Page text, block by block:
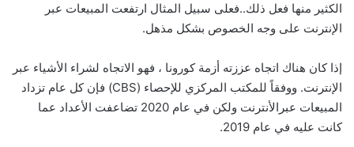
الكثير منها فعل ذلك..فعلى سبيل المثال ارتفعت المبيعات عبر
الإنترنت على وجه الخصوص بشكل مذهل.
إذا كان هناك اتجاه عززته أزمة كورونا ، فهو الاتجاه لشراء الأشياء عبر
الإنترنت. ووفقاً للمكتب المركزي للإحصاء (CBS) فإن كل عام تزداد
المبيعات عبرالأنترنت ولكن في عام 2020 تضاعفت الأعداد عما
كانت عليه في عام 2019.